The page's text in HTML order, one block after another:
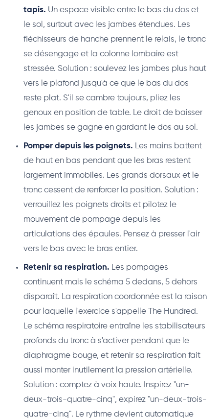
tapis. Un espace visible entre le bas du dos et
le sol, surtout avec les jambes étendues. Les
fléchisseurs de hanche prennent le relais, le tronc
se désengage et la colonne lombaire est
stressée. Solution : soulevez les jambes plus haut
vers le plafond jusqu'à ce que le bas du dos
reste plat. S'il se cambre toujours, pliez les
genoux en position de table. Le droit de baisser
les jambes se gagne en gardant le dos au sol.
Pomper depuis les poignets. Les mains battent
de haut en bas pendant que les bras restent
largement immobiles. Les grands dorsaux et le
tronc cessent de renforcer la position. Solution :
verrouillez les poignets droits et pilotez le
mouvement de pompage depuis les
articulations des épaules. Pensez à presser l'air
vers le bas avec le bras entier.
Retenir sa respiration. Les pompages
continuent mais le schéma 5 dedans, 5 dehors
disparaît. La respiration coordonnée est la raison
pour laquelle l'exercice s'appelle The Hundred.
Le schéma respiratoire entraîne les stabilisateurs
profonds du tronc à s'activer pendant que le
diaphragme bouge, et retenir sa respiration fait
aussi monter inutilement la pression artérielle.
Solution : comptez à voix haute. Inspirez "un-
deux-trois-quatre-cinq", expirez "un-deux-trois-
quatre-cinq". Le rythme devient automatique